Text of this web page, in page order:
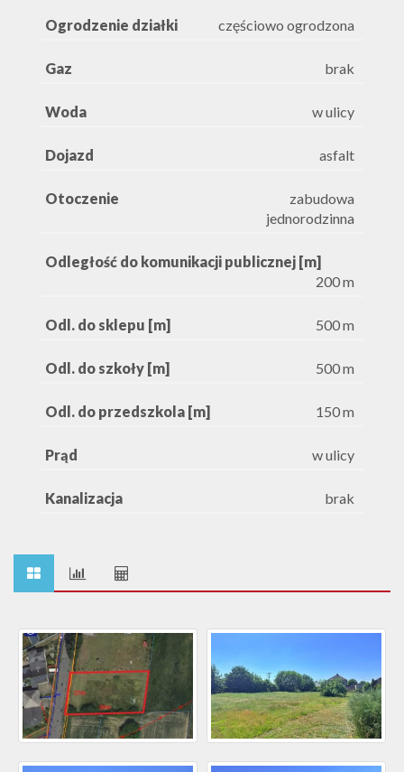
Ogrodzenie działki częściowo ogrodzona
Gaz brak
Woda w ulicy
Dojazd asfalt
Otoczenie
zabudowa
jednorodzinna
Odległość do komunikacji publicznej [m]
200 m
Odl. do sklepu [m] 500 m
Odl. do szkoły [m] 500 m
Odl. do przedszkola [m] 150 m
Prąd w ulicy
Kanalizacja brak